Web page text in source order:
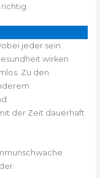
jeder sein
wirken
Zu den
der Zeit dauerhaft